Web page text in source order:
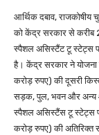
आर्थिक दबाव, राजकोषीय
को केंद्र सरकार से करीब
स्पैशल असिस्टैंट टू स्टेट्स
है। केंद्र सरकार ने
करोड़ रुपए) की दूसरी
सड़क, पुल, भवन और अन्य
स्पैशल असिस्टैंस टू स्टेट्स
करोड़ रुपए) की अतिरिक्त